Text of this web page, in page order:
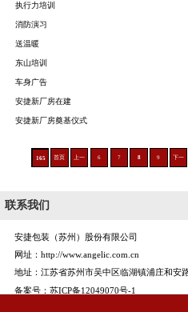
执行力培训
消防演习
送温暖
东山培训
车身广告
安捷新厂房在建
安捷新厂房奠基仪式
165 首页 上一 6 7 8 9 下一
联系我们
安捷包装（苏州）股份有限公司
网址：http://www.angelic.com.cn
地址：江苏省苏州市吴中区临湖镇浦庄和安
备案号： 苏ICP备12049070号-1